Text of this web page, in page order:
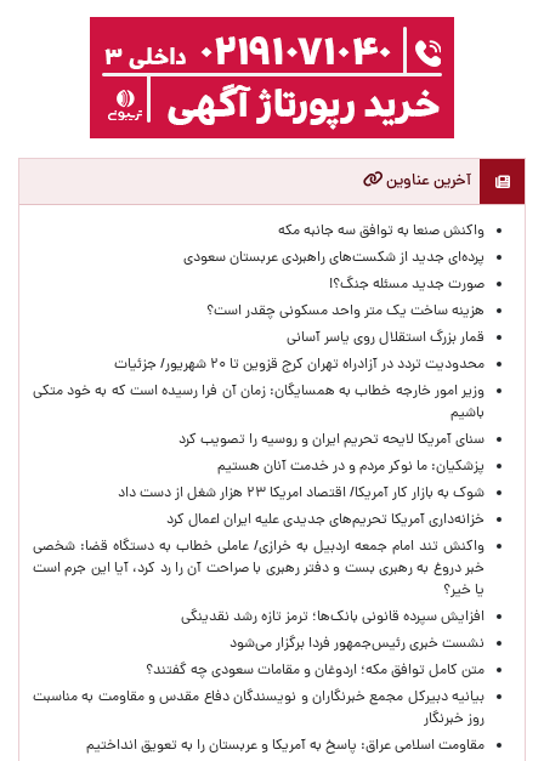
آخرین عناوین
واکنش صنعا به توافق سه جانبه مکه
پرده‌ای جدید از شکست‌های راهبردی عربستان سعودی
صورت جدید مسئله جنگ؟!
هزینه ساخت یک متر واحد مسکونی چقدر است؟
قمار بزرگ استقلال روی یاسر آسانی
محدودیت تردد در آزادراه تهران کرج قزوین تا ۲۰ شهریور/ جزئیات
وزیر امور خارجه خطاب به همسایگان: زمان آن فرا رسیده است که به خود متکی
باشیم
سنای آمریکا لایحه تحریم ایران و روسیه را تصویب کرد
پزشکیان: ما نوکر مردم و در خدمت آنان هستیم
شوک به بازار کار آمریکا/ اقتصاد امریکا ۲۳ هزار شغل از دست داد
خزانه‌داری آمریکا تحریم‌های جدیدی علیه ایران اعمال کرد
واکنش تند امام جمعه اردبیل به خرازی/ عاملی خطاب به دستگاه قضا: شخصی
خبر دروغ به رهبری بست و دفتر رهبری با صراحت آن را رد کرد، آیا این جرم است
یا خیر؟
افزایش سپرده قانونی بانک‌ها؛ ترمز تازه رشد نقدینگی
نشست خبری رئیس‌جمهور فردا برگزار می‌شود
متن کامل توافق مکه؛ اردوغان و مقامات سعودی چه گفتند؟
بیانیه دبیرکل مجمع خبرنگاران و نویسندگان دفاع مقدس و مقاومت به مناسبت
روز خبرنگار
مقاومت اسلامی عراق: پاسخ به آمریکا و عربستان را به تعویق انداختیم